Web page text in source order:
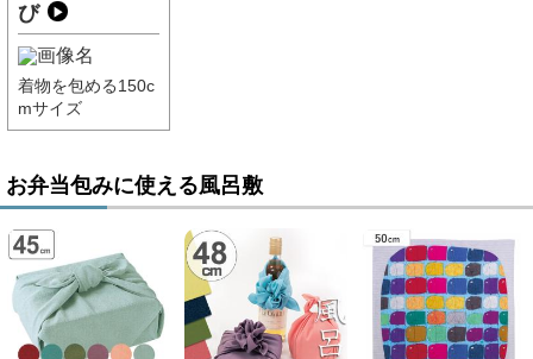
び
着物を包める150c
mサイズ
お弁当包みに使える風呂敷